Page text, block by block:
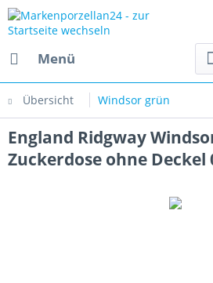
Menü
Übersicht Windsor grün
England Ridgway
Zuckerdose ohne Deckel